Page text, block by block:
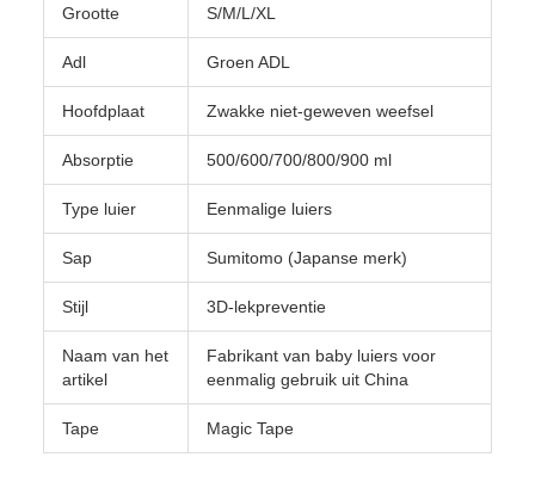
Grootte S/M/L/XL
Adl Groen ADL
Hoofdplaat Zwakke niet-geweven weefsel
Absorptie 500/600/700/800/900 ml
Type luier Eenmalige luiers
Sap Sumitomo (Japanse merk)
Stijl 3D-lekpreventie
Naam van het
artikel
Fabrikant van baby luiers voor
eenmalig gebruik uit China
Tape Magic Tape